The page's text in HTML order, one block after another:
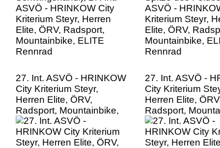
Rennrad
Rennrad
27. Int. ASVÖ - HRINKOW
City Kriterium Steyr,
Herren Elite, ÖRV,
Radsport, Mountainbike,
ELITE Rennrad
27. Int. ASVÖ -
City Kriterium
Herren Elite,
Radsport,
ELITE Rennrad